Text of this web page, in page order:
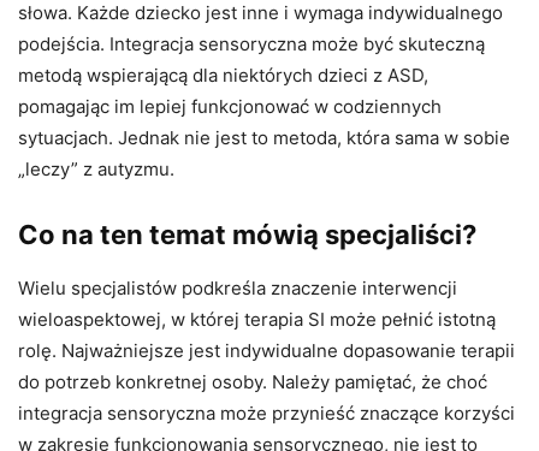
słowa. Każde dziecko jest inne i wymaga indywidualnego
podejścia. Integracja sensoryczna może być skuteczną
metodą wspierającą dla niektórych dzieci z ASD,
pomagając im lepiej funkcjonować w codziennych
sytuacjach. Jednak nie jest to metoda, która sama w sobie
„leczy” z autyzmu.
Co na ten temat mówią specjaliści?
Wielu specjalistów podkreśla znaczenie interwencji
wieloaspektowej, w której terapia SI może pełnić istotną
rolę. Najważniejsze jest indywidualne dopasowanie terapii
do potrzeb konkretnej osoby. Należy pamiętać, że choć
integracja sensoryczna może przynieść znaczące korzyści
w zakresie funkcjonowania sensorycznego, nie jest to